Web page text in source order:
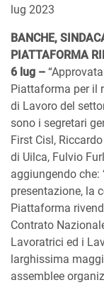
lug 2023
BANCHE,
PIATTAFORMA
6 lug –
Piattaforma per il
di Lavoro del
sono i segretari
First Cisl,
di Uilca, Fulvio
aggiungendo che:
presentazione, la
Piattaforma
Contrato
Lavoratrici ed i
larghissima
assemblee